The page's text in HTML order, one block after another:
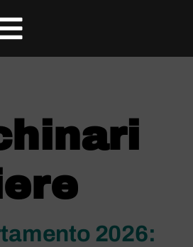
2026: